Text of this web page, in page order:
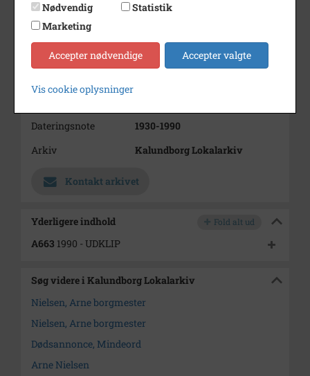
Født/stiftet
1930
Død/nedlagt
2011 09
Bemærkning
Borgmester i Kalundborg
Dateringsnote
1930-1990
Arkiv
Kalundborg Lokalarkiv
Kontakt arkivet
Yderligere indhold Fold alt ud
A663 1990 - UDKLIP
Søg videre i Kalundborg Lokalarkiv
Nielsen, Arne borgmester
Nielsen, Arne borgmester
Dødsannonce, Mindeord
Arne Nielsen
Nødvendig
Statistik
Marketing
Accepter nødvendige Accepter valgte
Vis cookie oplysninger